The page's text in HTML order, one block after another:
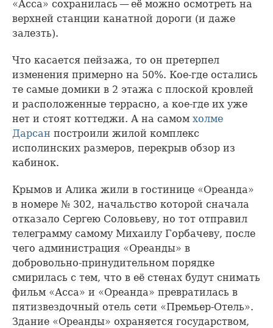
«Асса» сохранилась — её можно осмотреть на
верхней станции канатной дороги (и даже
залезть).
Что касается пейзажа, то он претерпел
изменения примерно на 50%. Кое-где остались
те самые домики в 2 этажа с плоской кровлей
и расположенные террасно, а кое-где их уже
нет и стоят коттеджи. А на самом холме
Дарсан построили жилой комплекс
исполинских размеров, перекрыв обзор из
кабинок.
Крымов и Алика жили в гостинице «Ореанда»
в номере № 302, начальство которой сначала
отказало Сергею Соловьеву, но тот отправил
телеграмму самому Михаилу Горбачеву, после
чего администрация «Ореанды» в
добровольно-принудительном порядке
смирилась с тем, что в её стенах будут снимать
фильм «Асса» и «Ореанда» превратилась в
пятизвездочный отель сети «Премьер-Отель».
Здание «Ореанды» охраняется государством,